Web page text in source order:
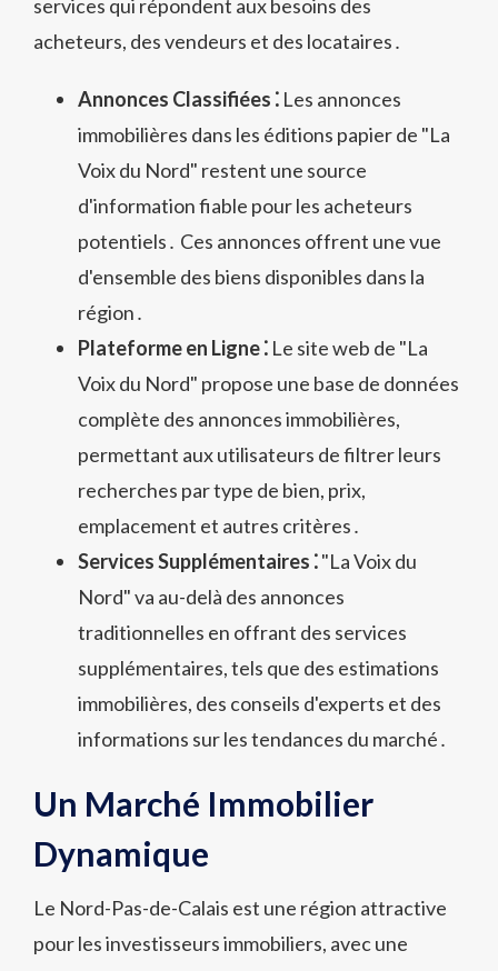
services qui répondent aux besoins des
acheteurs, des vendeurs et des locataires․
Annonces Classifiées ⁚ Les annonces
immobilières dans les éditions papier de "La
Voix du Nord" restent une source
d'information fiable pour les acheteurs
potentiels․ Ces annonces offrent une vue
d'ensemble des biens disponibles dans la
région․
Plateforme en Ligne ⁚ Le site web de "La
Voix du Nord" propose une base de données
complète des annonces immobilières,
permettant aux utilisateurs de filtrer leurs
recherches par type de bien, prix,
emplacement et autres critères․
Services Supplémentaires ⁚"La Voix du
Nord" va au-delà des annonces
traditionnelles en offrant des services
supplémentaires, tels que des estimations
immobilières, des conseils d'experts et des
informations sur les tendances du marché․
Un Marché Immobilier
Dynamique
Le Nord-Pas-de-Calais est une région attractive
pour les investisseurs immobiliers, avec une